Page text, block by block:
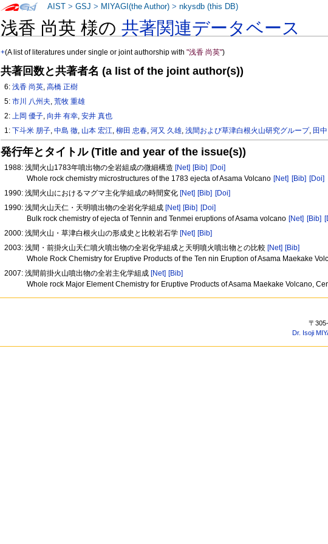
浅香 尚英 様の共著関連データベース
+(A list of literatures under single or joint authorship with"浅香 尚英")
共著回数と共著者名 (a list of the joint author(s))
6:浅香 尚英,高橋 正樹
5:市川 八州夫,荒牧 重雄
2:上岡 優子,向井 有幸,安井 真也
1:下斗米 朋子,中島 徹, 山本 宏江,柳田 忠春,河又 久雄,浅間および草津白根火山研究グループ, 田
発行年とタイトル (Title and year of the issue(s))
1988: 浅間火山1783年噴出物の全岩組成の微細構造 [Net] [Bib] [Doi]
Whole rock chemistry microstructures of the 1783 ejecta of Asama Volcano [Net] [Bib] [Doi]
1990: 浅間火山におけるマグマ主化学組成の時間変化 [Net] [Bib] [Doi]
1990: 浅間火山天仁・天明噴出物の全岩化学組成 [Net] [Bib] [Doi]
Bulk rock chemistry of ejecta of Tennin and Tenmei eruptions of Asama volcano [Net] [Bib]
2000: 浅間火山・草津白根火山の形成史と比較岩石学 [Net] [Bib]
2003: 浅間・前掛火山天仁噴火噴出物の全岩化学組成と天明噴火噴出物との比較 [Net] [Bib]
Whole Rock Chemistry for Eruptive Products of the Ten nin Eruption of Asama Maekake
2007: 浅間前掛火山噴出物の全岩主化学組成 [Net] [Bib]
Whole rock Major Element Chemistry for Eruptive Products of Asama Maekake Volcano,
AIST >GSJ > MIYAGI(the Author) >nkysdb (this DB)
〒
Dr. Isoji